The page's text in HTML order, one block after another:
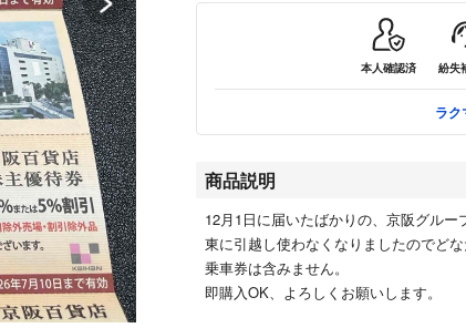
本人確認済 紛失
ラ
商品説明
12月1日に届いたばかりの、京阪グル
東に引越し使わなくなりましたのでどな
乗車券は含みません。
即購入OK、よろしくお願いします。